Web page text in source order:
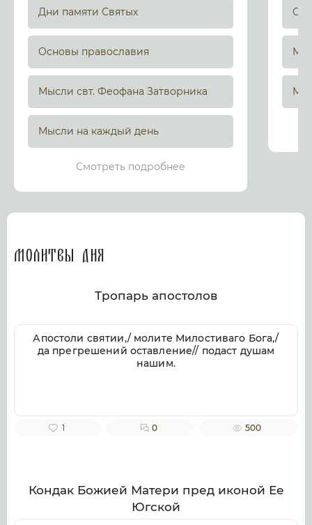
Дни памяти Святых
Основы православия
Мысли свт. Феофана Затворника
Мысли на каждый день
Смотреть подробнее
Молитвы дня
Тропарь апостолов
Апостоли святии,/ молите Милостиваго Бога,/
да прегрешений оставление// подаст душам
нашим.
1 0 500
Кондак Божией Матери пред иконой Ее
Югской